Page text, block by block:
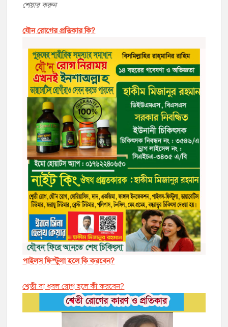
শেয়ার করুন
যৌন রোগের প্রতিকার কি?
পাইলস ফিস্টুলা হলে কি করবেন?
শ্বেতী বা ধবল রোগ হলে কী করবেন?